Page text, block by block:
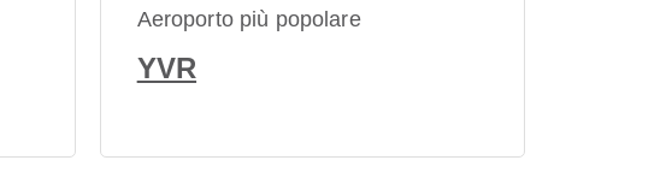
Aeroporto più popolare
YVR